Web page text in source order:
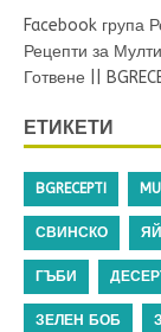
Facebook група
Рецепти за
Готвене
ЕТИКЕТИ
BGRECEPTI
СВИНСКО
ГЪБИ
ЗЕЛЕН БОБ